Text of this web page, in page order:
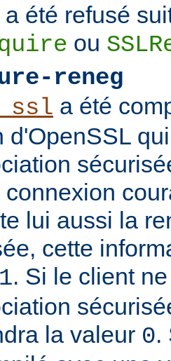
a été refusé
ou
reneg
a été
d'OpenSSL
connexion
lui aussi la
cette
1. Si le client
la valeur 0.